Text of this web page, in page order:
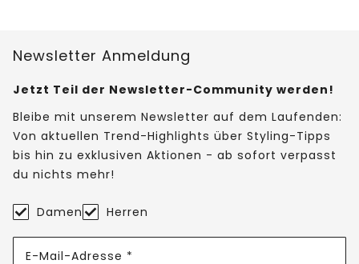
Newsletter Anmeldung
Jetzt Teil der Newsletter-Community werden!
Bleibe mit unserem Newsletter auf dem Laufenden:
Von aktuellen Trend-Highlights über Styling-Tipps
bis hin zu exklusiven Aktionen - ab sofort verpasst
du nichts mehr!
Damen Herren
E-Mail-Adresse *